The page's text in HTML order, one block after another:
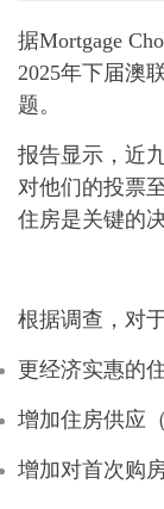
据Mortgage
2025年下届澳
题。
报告显示，近
对他们的投票
住房是关键的
根据调查，对
更经济实惠的
增加住房供应（
增加对首次购